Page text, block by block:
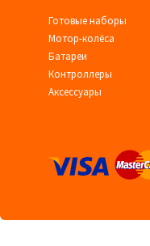
Готовые наборы
Мотор-колёса
Батареи
Контроллеры
Аксессуары